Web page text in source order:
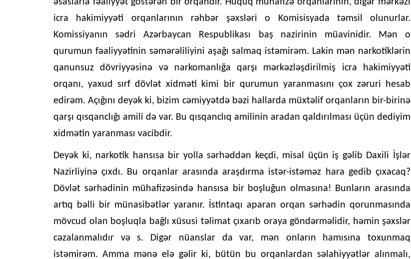
icra hakimiyyəti orqanlarının rəhbər şəxsləri o Komisisyada təmsil olunurlar.
Komissiyanın sədri Azərbaycan Respublikası baş nazirinin müavinidir. Mən o
qurumun fəaliyyətinin səmərəliliyini aşağı salmaq istəmirəm. Lakin mən narkotiklərin
qanunsuz dövriyyəsinə və narkomanlığa qarşı mərkəzləşdirilmiş icra hakimiyyəti
orqanı, yaxud sırf dövlət xidməti kimi bir qurumun yaranmasını çox zəruri hesab
edirəm. Açığını deyək ki, bizim cəmiyyətdə bəzi hallarda müxtəlif orqanların bir-birinə
qarşı qısqanclığı amili də var. Bu qısqanclıq amilinin aradan qaldırılması üçün dediyim
xidmətin yaranması vacibdir.
Deyək ki, narkotik hansısa bir yolla sərhəddən keçdi, misal üçün iş gəlib Daxili İşlər
Nazirliyinə çıxdı. Bu orqanlar arasında araşdırma istər-istəməz hara gedib çıxacaq?
Dövlət sərhədinin mühafizəsində hansısa bir boşluğun olmasına! Bunların arasında
artıq bəlli bir münasibətlər yaranır. İstintaqı aparan orqan sərhədin qorunmasında
mövcud olan boşluqla bağlı xüsusi təlimat çıxarıb oraya göndərməlidir, həmin şəxslər
cəzalanmalıdır və s. Digər nüanslar da var, mən onların hamısına toxunmaq
istəmirəm. Amma mənə elə gəlir ki, bütün bu orqanlardan səlahiyyətlər alınmalı,